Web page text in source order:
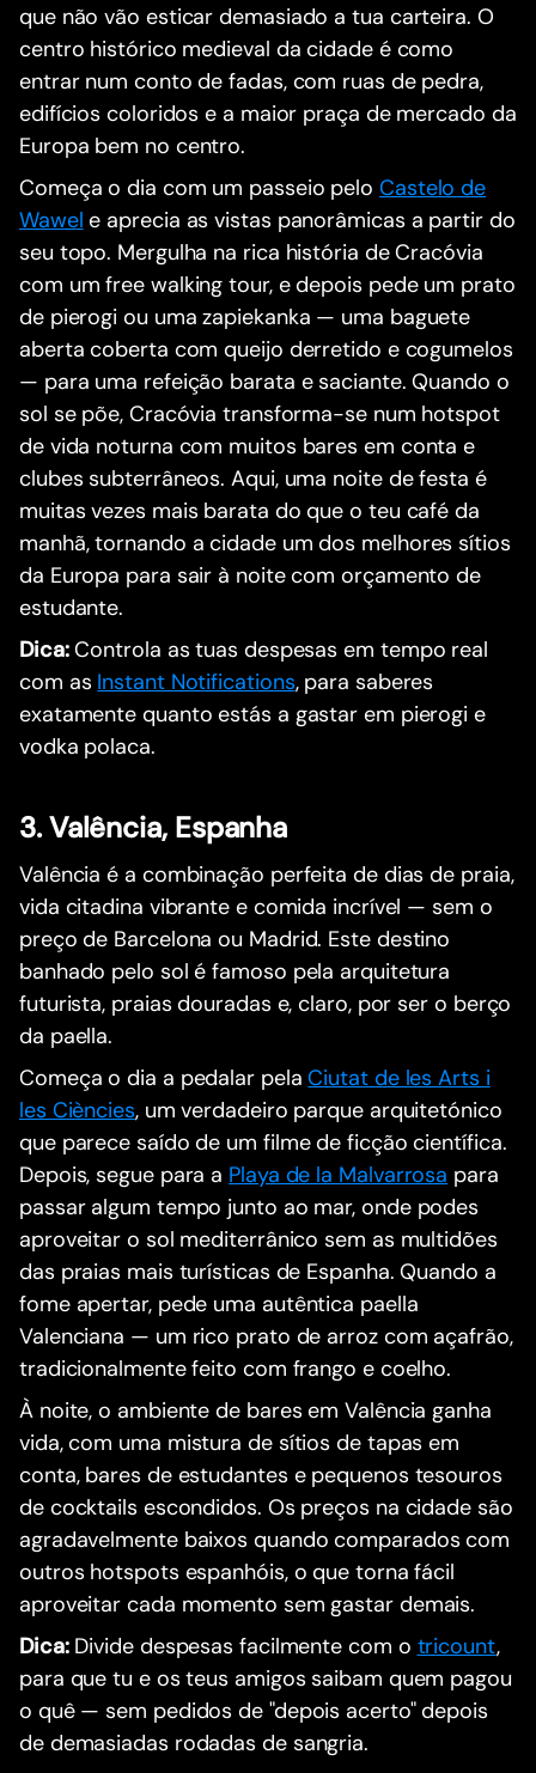
que não vão esticar demasiado a tua carteira. O
centro histórico medieval da cidade é como
entrar num conto de fadas, com ruas de pedra,
edifícios coloridos e a maior praça de mercado da
Europa bem no centro.
Começa o dia com um passeio peloCastelo de
Wawel e aprecia as vistas panorâmicas a partir do
seu topo. Mergulha na rica história de Cracóvia
com um free walking tour, e depois pede um prato
de pierogi ou uma zapiekanka — uma baguete
aberta coberta com queijo derretido e cogumelos
— para uma refeição barata e saciante. Quando o
sol se põe, Cracóvia transforma-se num hotspot
de vida noturna com muitos bares em conta e
clubes subterrâneos. Aqui, uma noite de festa é
muitas vezes mais barata do que o teu café da
manhã, tornando a cidade um dos melhores sítios
da Europa para sair à noite com orçamento de
estudante.
Dica:Controla as tuas despesas em tempo real
com as Instant Notifications, para saberes
exatamente quanto estás a gastar em pierogi e
vodka polaca.
3. Valência, Espanha
Valência é a combinação perfeita de dias de praia,
vida citadina vibrante e comida incrível — sem o
preço de Barcelona ou Madrid. Este destino
banhado pelo sol é famoso pela arquitetura
futurista, praias douradas e, claro, por ser o berço
da paella.
Começa o dia a pedalar pelaCiutat de les Arts i
les Ciències, um verdadeiro parque arquitetónico
que parece saído de um filme de ficção científica.
Depois, segue para a Playa de la Malvarrosa para
passar algum tempo junto ao mar, onde podes
aproveitar o sol mediterrânico sem as multidões
das praias mais turísticas de Espanha. Quando a
fome apertar, pede uma autêntica paella
Valenciana — um rico prato de arroz com açafrão,
tradicionalmente feito com frango e coelho.
À noite, o ambiente de bares em Valência ganha
vida, com uma mistura de sítios de tapas em
conta, bares de estudantes e pequenos tesouros
de cocktails escondidos. Os preços na cidade são
agradavelmente baixos quando comparados com
outros hotspots espanhóis, o que torna fácil
aproveitar cada momento sem gastar demais.
Dica:Divide despesas facilmente com o tricount,
para que tu e os teus amigos saibam quem pagou
o quê — sem pedidos de "depois acerto" depois
de demasiadas rodadas de sangria.